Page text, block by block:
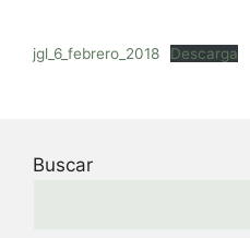
jgl_6_febrero_2018 Descarga
Buscar